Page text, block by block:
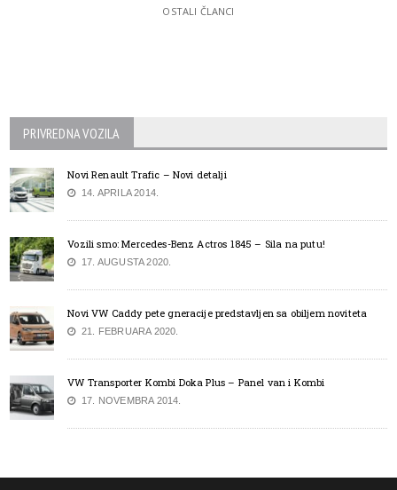
OSTALI ČLANCI
PRIVREDNA VOZILA
Novi Renault Trafic – Novi detalji
14. APRILA 2014.
Vozili smo: Mercedes-Benz Actros 1845 – Sila na putu!
17. AUGUSTA 2020.
Novi VW Caddy pete gneracije predstavljen sa obiljem noviteta
21. FEBRUARA 2020.
VW Transporter Kombi Doka Plus – Panel van i Kombi
17. NOVEMBRA 2014.